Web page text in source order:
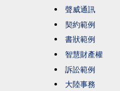
聲威通訊
契約範例
書狀範例
智慧財產權
訴訟範例
大陸事務